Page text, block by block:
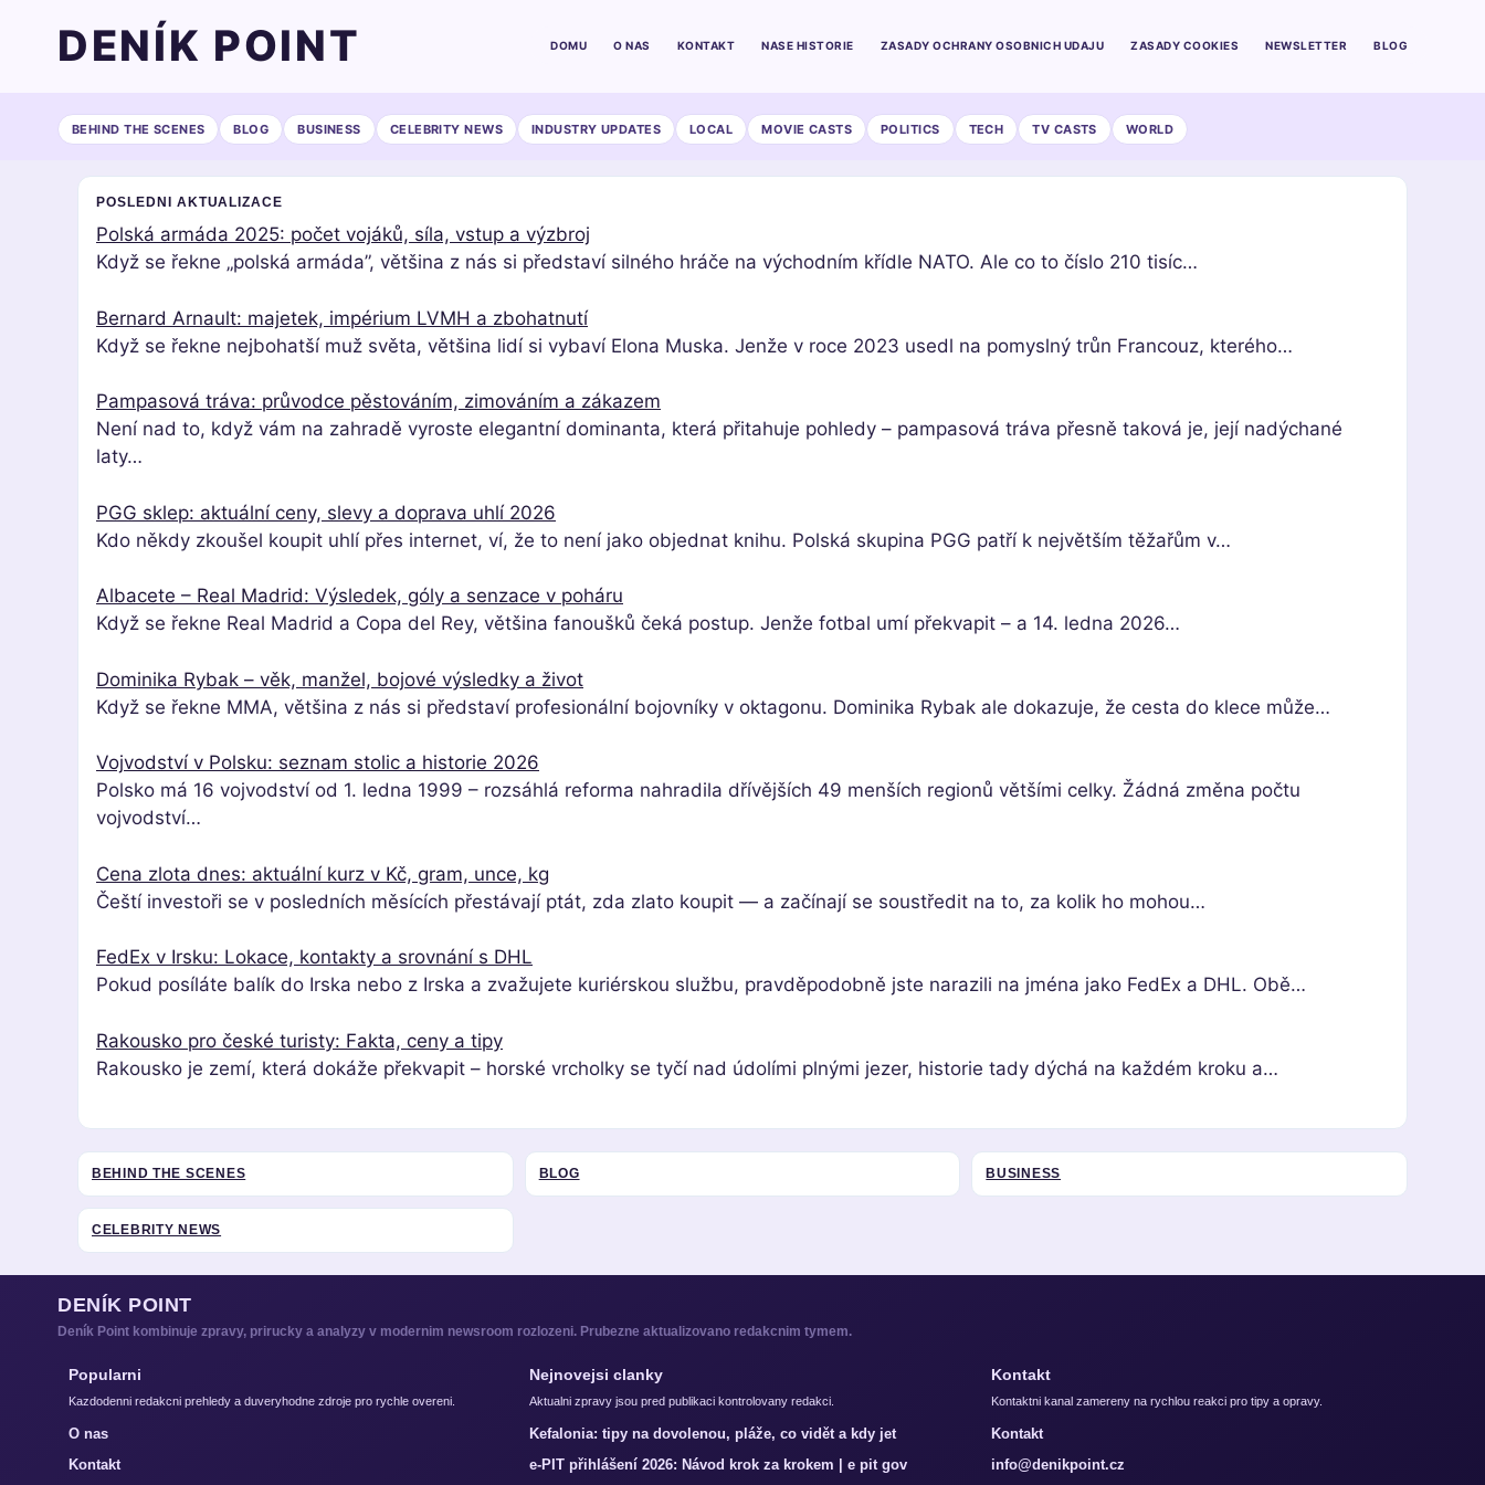
DENÍK POINT DOMU O NAS KONTAKT NASE HISTORIE ZASADY OCHRANY OSOBNICH UDAJU ZASADY COOKIES NEWSLETTER BLOG
BEHIND THE SCENES BLOG BUSINESS CELEBRITY NEWS INDUSTRY UPDATES LOCAL MOVIE CASTS POLITICS TECH TV CASTS WORLD
POSLEDNI AKTUALIZACE
Polská armáda 2025: počet vojáků, síla, vstup a výzbroj
Když se řekne „polská armáda”, většina z nás si představí silného hráče na východním křídle NATO. Ale co to číslo 210 tisíc…
Bernard Arnault: majetek, impérium LVMH a zbohatnutí
Když se řekne nejbohatší muž světa, většina lidí si vybaví Elona Muska. Jenže v roce 2023 usedl na pomyslný trůn Francouz, kterého…
Pampasová tráva: průvodce pěstováním, zimováním a zákazem
Není nad to, když vám na zahradě vyroste elegantní dominanta, která přitahuje pohledy – pampasová tráva přesně taková je, její nadýchané
laty…
PGG sklep: aktuální ceny, slevy a doprava uhlí 2026
Kdo někdy zkoušel koupit uhlí přes internet, ví, že to není jako objednat knihu. Polská skupina PGG patří k největším těžařům v…
Albacete – Real Madrid: Výsledek, góly a senzace v poháru
Když se řekne Real Madrid a Copa del Rey, většina fanoušků čeká postup. Jenže fotbal umí překvapit – a 14. ledna 2026…
Dominika Rybak – věk, manžel, bojové výsledky a život
Když se řekne MMA, většina z nás si představí profesionální bojovníky v oktagonu. Dominika Rybak ale dokazuje, že cesta do klece může…
Vojvodství v Polsku: seznam stolic a historie 2026
Polsko má 16 vojvodství od 1. ledna 1999 – rozsáhlá reforma nahradila dřívějších 49 menších regionů většími celky. Žádná změna počtu
vojvodství…
Cena zlota dnes: aktuální kurz v Kč, gram, unce, kg
Čeští investoři se v posledních měsících přestávají ptát, zda zlato koupit — a začínají se soustředit na to, za kolik ho mohou…
FedEx v Irsku: Lokace, kontakty a srovnání s DHL
Pokud posíláte balík do Irska nebo z Irska a zvažujete kuriérskou službu, pravděpodobně jste narazili na jména jako FedEx a DHL. Obě…
Rakousko pro české turisty: Fakta, ceny a tipy
Rakousko je zemí, která dokáže překvapit – horské vrcholky se tyčí nad údolími plnými jezer, historie tady dýchá na každém kroku a…
BEHIND THE SCENES BLOG BUSINESS
CELEBRITY NEWS
DENÍK POINT
Deník Point kombinuje zpravy, prirucky a analyzy v modernim newsroom rozlozeni. Prubezne aktualizovano redakcnim tymem.
Popularni
Kazdodenni redakcni prehledy a duveryhodne zdroje pro rychle overeni.
O nas
Kontakt
Nejnovejsi clanky
Aktualni zpravy jsou pred publikaci kontrolovany redakci.
Kefalonia: tipy na dovolenou, pláže, co vidět a kdy jet
e-PIT přihlášení 2026: Návod krok za krokem | e pit gov
Kontakt
Kontaktni kanal zamereny na rychlou reakci pro tipy a opravy.
Kontakt
info@denikpoint.cz